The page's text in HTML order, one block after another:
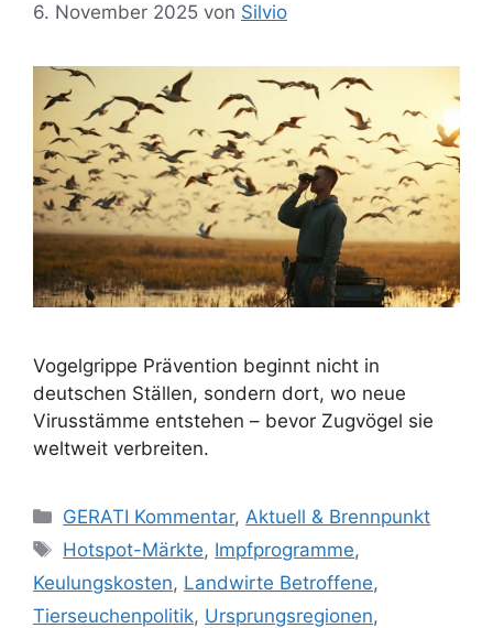
6. November 2025 von Silvio
Vogelgrippe Prävention beginnt nicht in
deutschen Ställen, sondern dort, wo neue
Virusstämme entstehen – bevor Zugvögel sie
weltweit verbreiten.
Kategorien
GERATI Kommentar, Aktuell & Brennpunkt
Schlagwörter
Hotspot-Märkte, Impfprogramme,
Keulungskosten, Landwirte Betroffene,
Tierseuchenpolitik, Ursprungsregionen,